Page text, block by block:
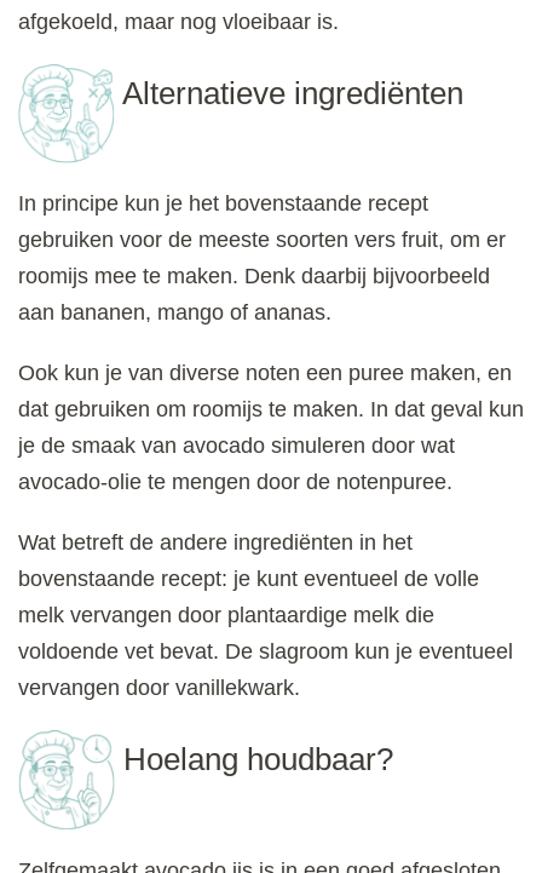
afgekoeld, maar nog vloeibaar is.
Alternatieve ingrediënten
In principe kun je het bovenstaande recept
gebruiken voor de meeste soorten vers fruit, om er
roomijs mee te maken. Denk daarbij bijvoorbeeld
aan bananen, mango of ananas.
Ook kun je van diverse noten een puree maken, en
dat gebruiken om roomijs te maken. In dat geval kun
je de smaak van avocado simuleren door wat
avocado-olie te mengen door de notenpuree.
Wat betreft de andere ingrediënten in het
bovenstaande recept: je kunt eventueel de volle
melk vervangen door plantaardige melk die
voldoende vet bevat. De slagroom kun je eventueel
vervangen door vanillekwark.
Hoelang houdbaar?